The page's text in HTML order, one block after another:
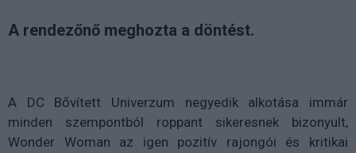
A rendezőnő meghozta a döntést.
A DC Bővített Univerzum negyedik alkotása immár
minden szempontból roppant sikeresnek bizonyult,
Wonder Woman az igen pozitív rajongói és kritikai